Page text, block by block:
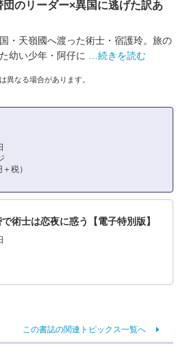
のリーダー×異国に逃げた訳あ
・天嶺國へ渡った術士・宿護玲。旅の
幼い少年・阿仔に
…続きを読む
異なる場合があります。
税）
術士は恋夜に惑う【電子特別版】
この書誌の関連トピックス一覧へ